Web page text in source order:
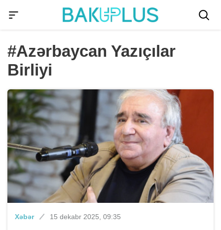
#Azərbaycan Yazıçılar
Birliyi
Xəbər 15 dekabr 2025, 09:35